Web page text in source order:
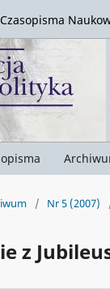
/ Nr 5 (2007)
z